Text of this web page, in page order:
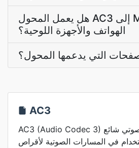
هل يعمل المحول AC3 إلى MP4 على
الهواتف والأجهزة اللوحية؟
التي يدعمها المحول؟
AC3
AC3 (Audio Codec 3) هو تنسيق ضغط صوتي شائع